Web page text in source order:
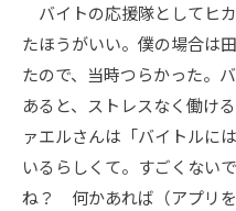
バイトの応援隊としてヒ
たほうがいい。僕の場合は
たので、当時つらかった。
あると、ストレスなく働け
ァエルさんは「バイトルに
いるらしくて。すごくない
ね？ 何かあれば（アプリ